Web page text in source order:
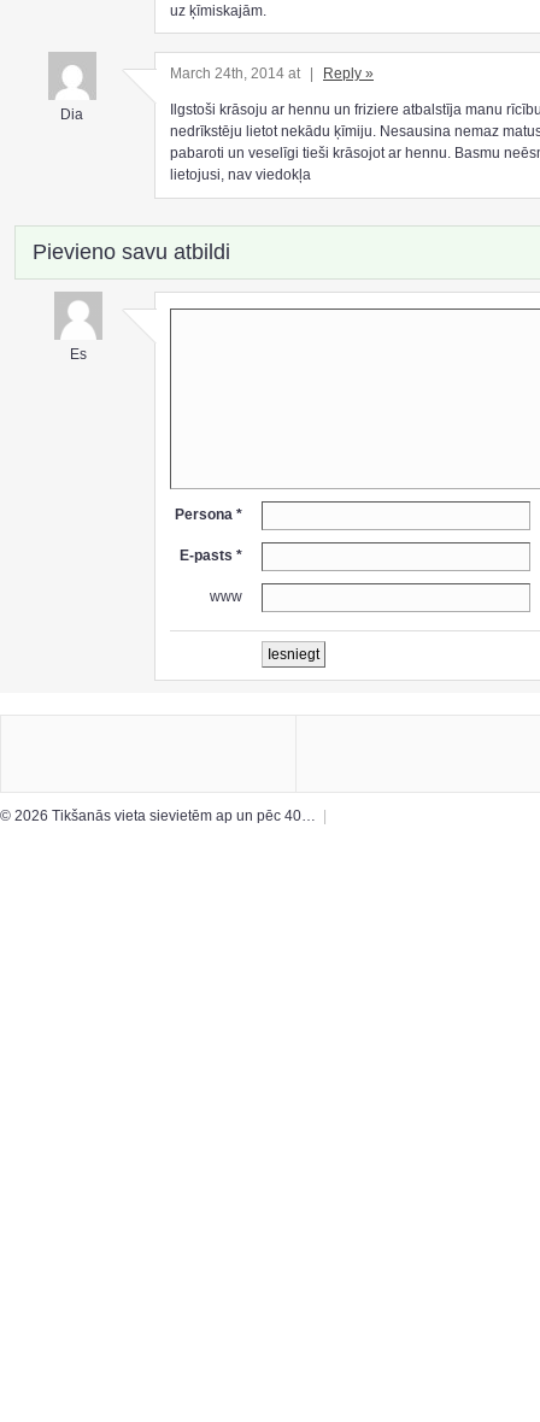
uz ķīmiskajām.
Dia
March 24th, 2014 at Reply »
Ilgstoši krāsoju ar hennu un friziere atbalstīja manu
nedrīkstēju lietot nekādu ķīmiju. Nesausina nemaz
pabaroti un veselīgi tieši krāsojot ar hennu. Basmu
lietojusi, nav viedokļa
Pievieno savu atbildi
Es
Persona *
E-pasts *
www
© 2026 Tikšanās vieta sievietēm ap un pēc 40… |